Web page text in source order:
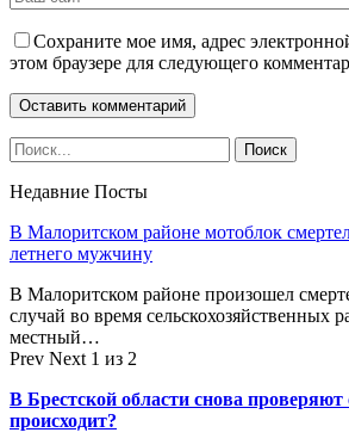
Сохраните мое имя, адрес
этом браузере для следующего
Недавние Посты
В Малоритском районе мотоблок
летнего мужчину
В Малоритском районе произошел
случай во время сельскохозяйственных
местный…
Prev Next 1 из 2
В Брестской области снова
происходит?